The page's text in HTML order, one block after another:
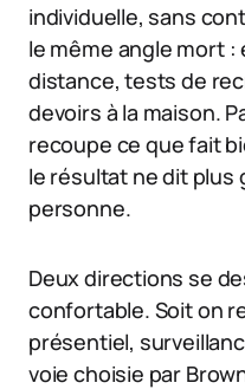
individuelle, sans
le même angle mort
distance, tests de
devoirs à la maison.
recoupe ce que fait
le résultat ne dit plus
personne.
Deux directions se
confortable. Soit on
présentiel,
voie choisie par